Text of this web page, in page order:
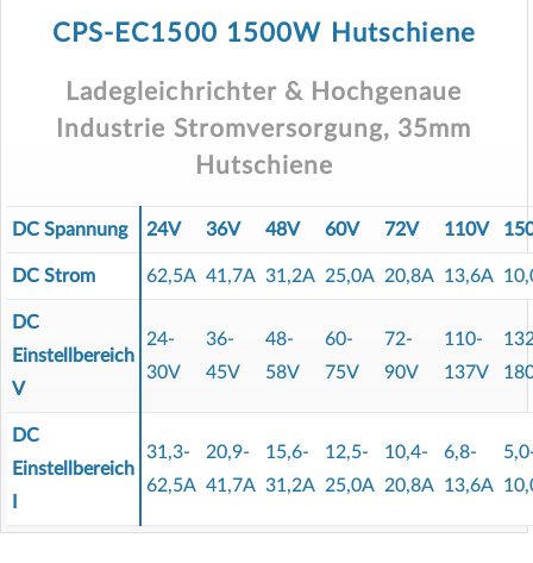
CPS-EC1500 1500W Hutschiene
Ladegleichrichter & Hochgenaue
Industrie Stromversorgung, 35mm
Hutschiene
DC Spannung 24V 36V 48V 60V 72V 110V
DC Strom 62,5A 41,7A 31,2A 25,0A 20,8A 13,6A
DC
Einstellbereich
V
24-
30V
36-
45V
48-
58V
60-
75V
72-
90V
110-
137V
DC
Einstellbereich
31,3-
62,5A
20,9-
41,7A
15,6-
31,2A
12,5-
25,0A
10,4-
20,8A
6,8-
13,6A